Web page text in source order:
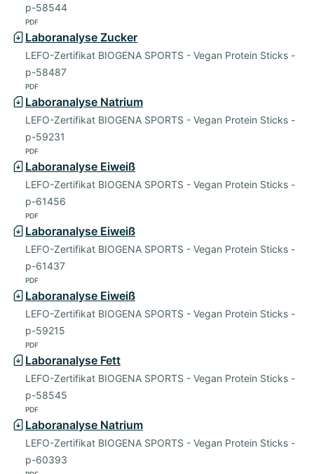
p-58544
PDF
Laboranalyse Zucker
LEFO-Zertifikat BIOGENA SPORTS - Vegan Protein Sticks -
p-58487
PDF
Laboranalyse Natrium
LEFO-Zertifikat BIOGENA SPORTS - Vegan Protein Sticks -
p-59231
PDF
Laboranalyse Eiweiß
LEFO-Zertifikat BIOGENA SPORTS - Vegan Protein Sticks -
p-61456
PDF
Laboranalyse Eiweiß
LEFO-Zertifikat BIOGENA SPORTS - Vegan Protein Sticks -
p-61437
PDF
Laboranalyse Eiweiß
LEFO-Zertifikat BIOGENA SPORTS - Vegan Protein Sticks -
p-59215
PDF
Laboranalyse Fett
LEFO-Zertifikat BIOGENA SPORTS - Vegan Protein Sticks -
p-58545
PDF
Laboranalyse Natrium
LEFO-Zertifikat BIOGENA SPORTS - Vegan Protein Sticks -
p-60393